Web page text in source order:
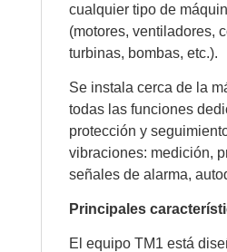
cualquier tipo de
(motores, ventiladores,
turbinas, bombas, etc.).
Se instala cerca de la
todas las funciones
protección y
vibraciones: medición,
señales de alarma,
Principales
El equipo TM1 está